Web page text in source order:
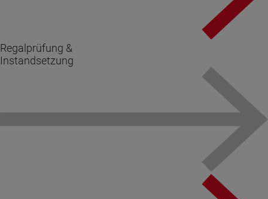
Regalprüfung &
Instandsetzung